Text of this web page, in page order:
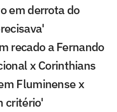
em derrota do
recado a Fernando
x Corinthians
Fluminense x
critério'